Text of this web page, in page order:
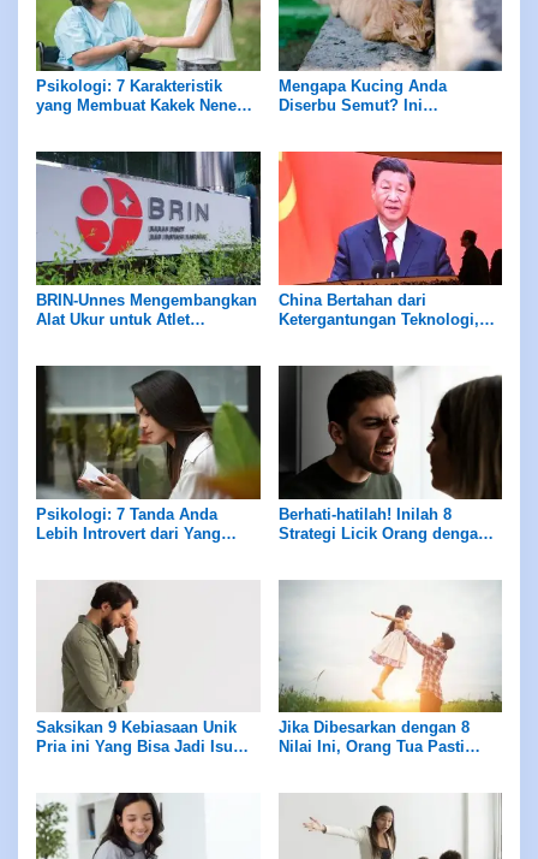
Psikologi: 7 Karakteristik
yang Membuat Kakek Nenek
Mengapa Kucing Anda
Diserbu Semut? Ini
BRIN-Unnes Mengembangkan
Alat Ukur untuk Atlet
China Bertahan dari
Ketergantungan Teknologi,
Psikologi: 7 Tanda Anda
Lebih Introvert dari Yang
Berhati-hatilah! Inilah 8
Strategi Licik Orang dengan
Saksikan 9 Kebiasaan Unik
Pria ini Yang Bisa Jadi Isu
Jika Dibesarkan dengan 8
Nilai Ini, Orang Tua Pasti